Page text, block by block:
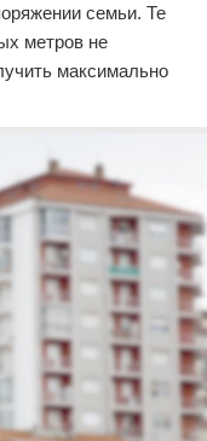
семьи. Те
метров не
максимально